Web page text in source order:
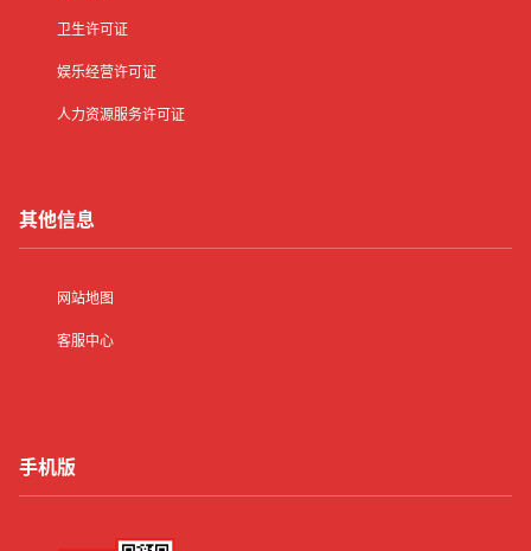
卫生许可证
娱乐经营许可证
人力资源服务许可证
其他信息
网站地图
客服中心
手机版